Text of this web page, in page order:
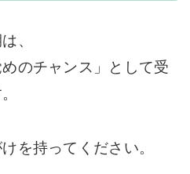
、
のチャンス」として受
を持ってください。